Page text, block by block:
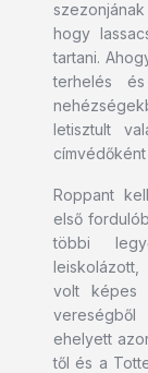
hogy
tartani.
terhelés
letisztult
Roppant
első
többi
volt képes
vereségből
ehelyett
től és a